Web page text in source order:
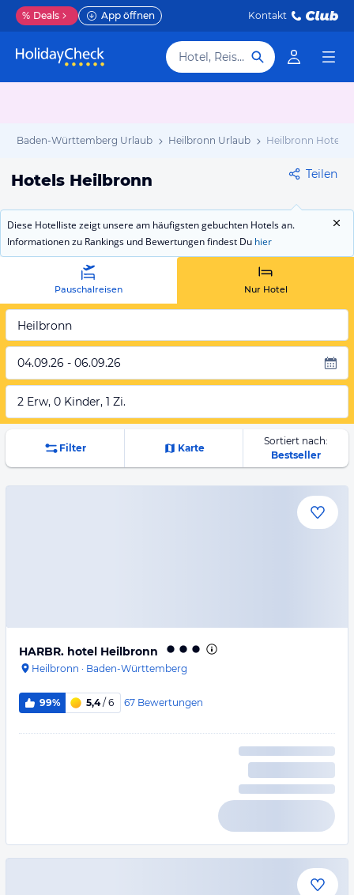
% Deals App öffnen Kontakt
Hotel, Reiseziel
Baden-Württemberg Urlaub Heilbronn Urlaub Heilbronn Hotels
Hotels Heilbronn Teilen
Diese Hotelliste zeigt unsere am häufigsten gebuchten Hotels an.
Informationen zu Rankings und Bewertungen findest Du hier
Pauschalreisen Nur Hotel
Heilbronn
04.09.26 - 06.09.26
2 Erw, 0 Kinder, 1 Zi.
Filter Karte
Sortiert nach:
Bestseller
HARBR. hotel Heilbronn
Heilbronn · Baden-Württemberg
99% 5,4/ 6 67 Bewertungen